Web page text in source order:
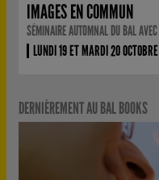
IMAGES EN COMMUN
SÉMINAIRE AUTOMNAL DU BAL
LUNDI 19 ET MARDI 20
DERNIÈREMENT AU BAL BOOKS